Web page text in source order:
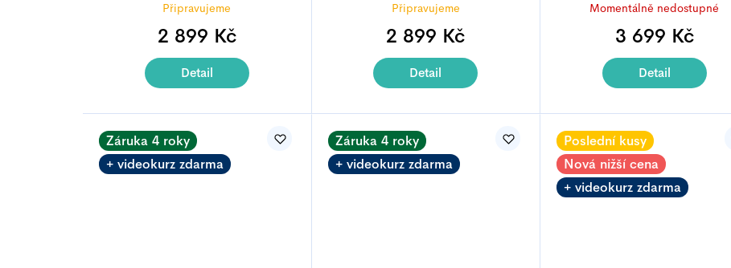
Připravujeme
2 899 Kč
Detail
Připravujeme
2 899 Kč
Detail
hodnocení
produktu
4,9
z
5
Momentálně nedostupné
3 699 Kč
Detail
Záruka 4 roky
+ videokurz zdarma
Záruka 4 roky
+ videokurz zdarma
Poslední kusy
Nová nižší cena
+ videokurz zdarma